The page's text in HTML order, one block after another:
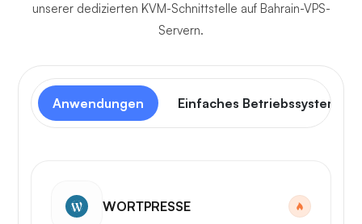
unserer dedizierten KVM-Schnittstelle auf Bahrain-VPS-
Servern.
Anwendungen Einfaches Betriebssystem
WORTPRESSE